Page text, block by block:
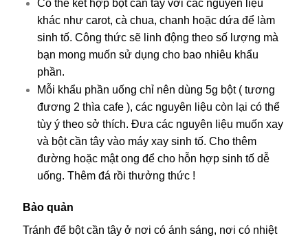
Có thể kết hợp bột cần tây với các nguyên liệu
khác như carot, cà chua, chanh hoặc dứa để làm
sinh tố. Công thức sẽ linh động theo số lượng mà
bạn mong muốn sử dụng cho bao nhiêu khẩu
phần.
Mỗi khẩu phần uống chỉ nên dùng 5g bột ( tương
đương 2 thìa cafe ), các nguyên liệu còn lại có thể
tùy ý theo sở thích. Đưa các nguyên liệu muốn xay
và bột cần tây vào máy xay sinh tố. Cho thêm
đường hoặc mật ong để cho hỗn hợp sinh tố dễ
uống. Thêm đá rồi thưởng thức !
Bảo quản
Tránh để bột cần tây ở nơi có ánh sáng, nơi có nhiệt